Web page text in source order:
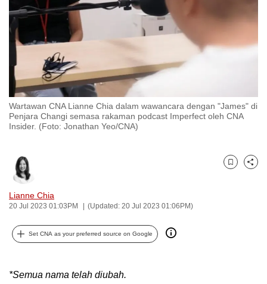
Wartawan CNA Lianne Chia dalam wawancara dengan "James" di
Penjara Changi semasa rakaman podcast Imperfect oleh CNA
Insider. (Foto: Jonathan Yeo/CNA)
Lianne Chia
20 Jul 2023 01:03PM (Updated: 20 Jul 2023 01:06PM)
Bookmark
Share
Set CNA as your preferred source on Google
*Semua nama telah diubah.
your
experience
with
be
fast,
secure
and
it
possibly
To
upgrade